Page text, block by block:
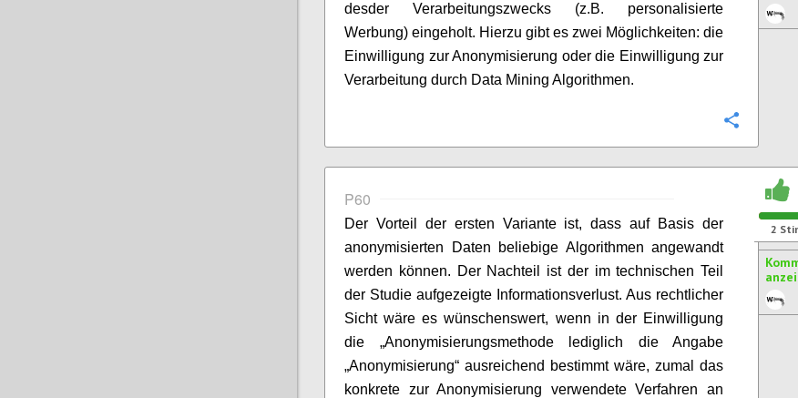
desder Verarbeitungszwecks (z.B. personalisierte
Werbung) eingeholt. Hierzu gibt es zwei Möglichkeiten: die
Einwilligung zur Anonymisierung oder die Einwilligung zur
Verarbeitung durch Data Mining Algorithmen.
P60
Der Vorteil der ersten Variante ist, dass auf Basis der
anonymisierten Daten beliebige Algorithmen angewandt
werden können. Der Nachteil ist der im technischen Teil
der Studie aufgezeigte Informationsverlust. Aus rechtlicher
Sicht wäre es wünschenswert, wenn in der Einwilligung
die „Anonymisierungsmethode lediglich die Angabe
„Anonymisierung“ ausreichend bestimmt wäre, zumal das
konkrete zur Anonymisierung verwendete Verfahren an
2